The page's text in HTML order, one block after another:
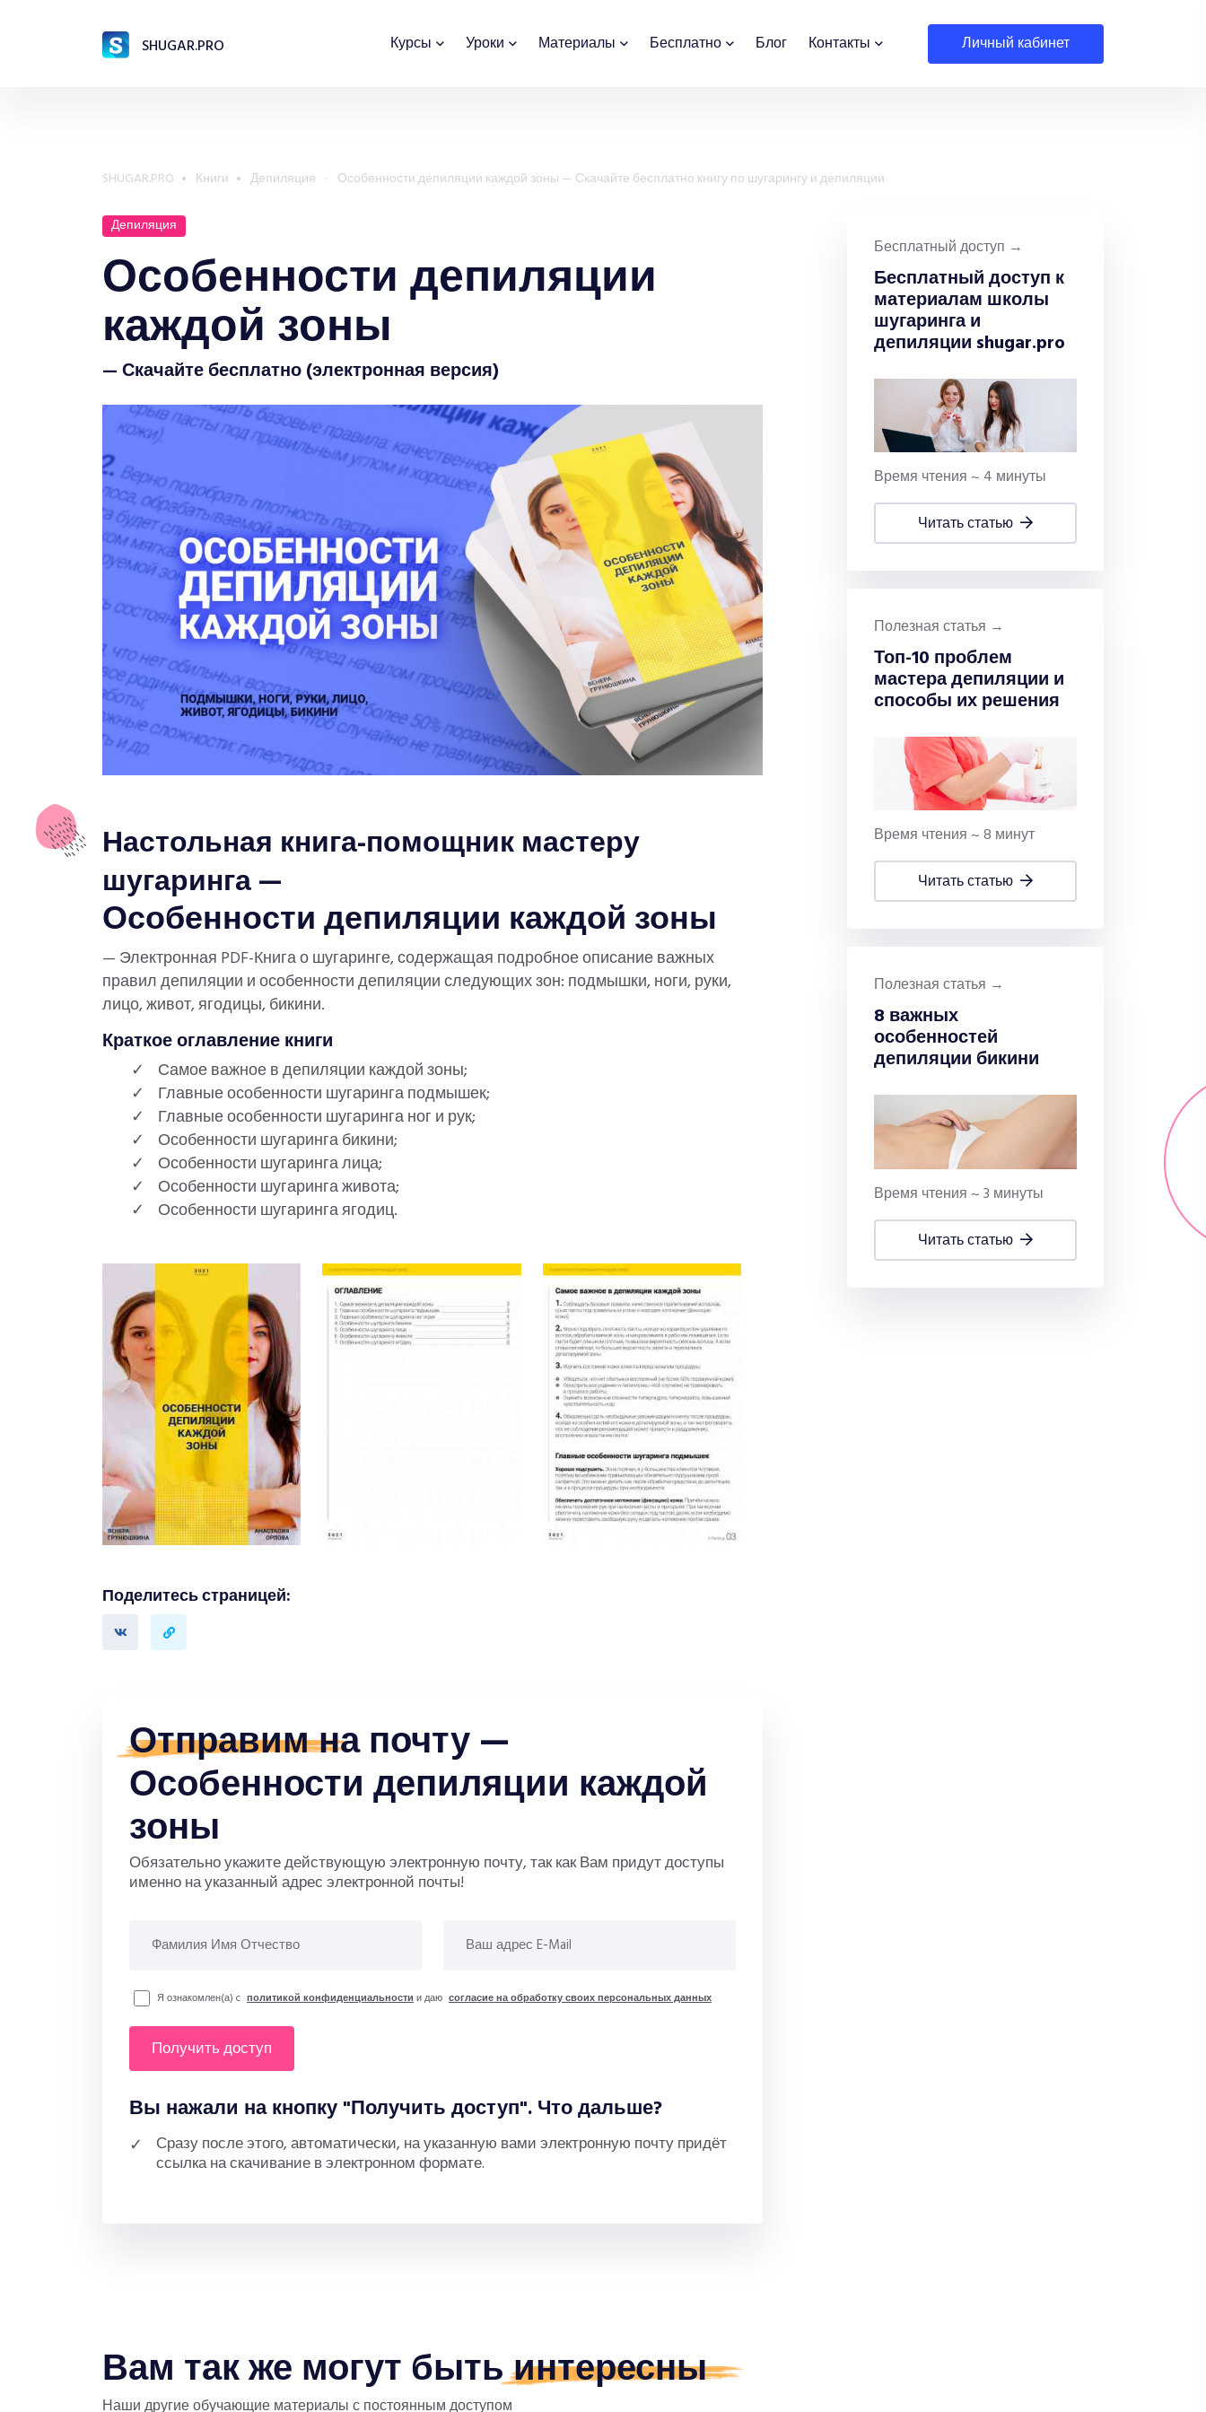
SHUGAR.PRO Курсы Уроки Материалы Бесплатно Блог Контакты личный кабинет
SHUGAR.PRO Книги Депиляция Особенности депиляции каждой зоны — Скачайте бесплатно книгу по шугарингу и депиляции
Депиляция
Особенности депиляции
каждой зоны
— Скачайте бесплатно (электронная версия)
Настольная книга-помощник мастеру
шугаринга —
Особенности депиляции каждой зоны
— Электронная PDF-Книга о шугаринге, содержащая подробное описание важных
правил депиляции и особенности депиляции следующих зон: подмышки, ноги, руки,
лицо, живот, ягодицы, бикини.
Краткое оглавление книги
Самое важное в депиляции каждой зоны;
Главные особенности шугаринга подмышек;
Главные особенности шугаринга ног и рук;
Особенности шугаринга бикини;
Особенности шугаринга лица;
Особенности шугаринга живота;
Особенности шугаринга ягодиц.
Поделитесь страницей:
Отправимна почту —
Особенности депиляции каждой
зоны
Обязательно укажите действующую электронную почту, так как Вам придут доступы
именно на указанный адрес электронной почты!
Я ознакомлен(а) c политикой конфиденциальности и даю согласие на обработку своих персональных данных
получить доступ
Вы нажали на кнопку "Получить доступ". Что дальше?
Сразу после этого, автоматически, на указанную вами электронную почту придёт
ссылка на скачивание в электронном формате.
Бесплатный доступ →
Бесплатный доступ к
материалам школы
шугаринга и
депиляции shugar.pro
Время чтения ~ 4 минуты
читать статью
Полезная статья →
Топ-10 проблем
мастера депиляции и
способы их решения
Время чтения ~ 8 минут
читать статью
Полезная статья →
8 важных
особенностей
депиляции бикини
Время чтения ~ 3 минуты
читать статью
Вам так же могут бытьинтересны
Наши другие обучающие материалы с постоянным доступом